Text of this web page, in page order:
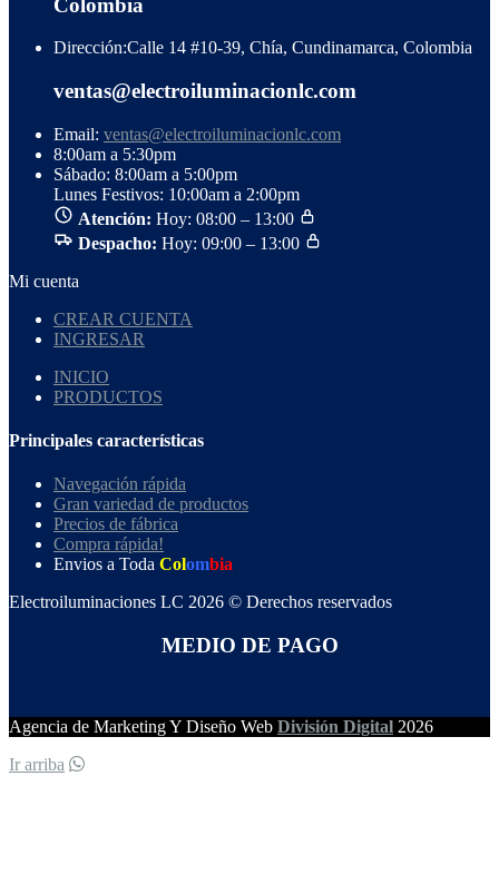
Dirección:Calle 14 #10-39, Chía, Cundinamarca, Colombia
ventas@electroiluminacionlc.com
Email: ventas@electroiluminacionlc.com
8:00am a 5:30pm
Sábado: 8:00am a 5:00pm
Lunes Festivos: 10:00am a 2:00pm
Atención: Hoy: 08:00 – 13:00
Despacho: Hoy: 09:00 – 13:00
Mi cuenta
CREAR CUENTA
INGRESAR
INICIO
PRODUCTOS
Principales características
Navegación rápida
Gran variedad de productos
Precios de fábrica
Compra rápida!
Envios a Toda Colombia
Electroiluminaciones LC 2026 © Derechos reservados
MEDIO DE PAGO
Agencia de Marketing Y Diseño Web División Digital 2026
Ir arriba